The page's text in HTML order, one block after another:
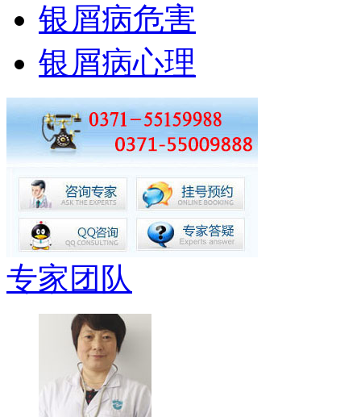
银屑病危害
银屑病心理
专家团队